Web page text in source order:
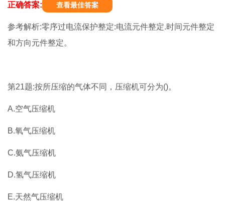
正确答案: 查看最佳答案
参考解析:零序过电流保护整定:电流元件整定.时间元件整定
和方向元件整定。
第21题:按所压缩的气体不同，压缩机可分为()。
A.空气压缩机
B.氧气压缩机
C.氨气压缩机
D.氢气压缩机
E.天然气压缩机